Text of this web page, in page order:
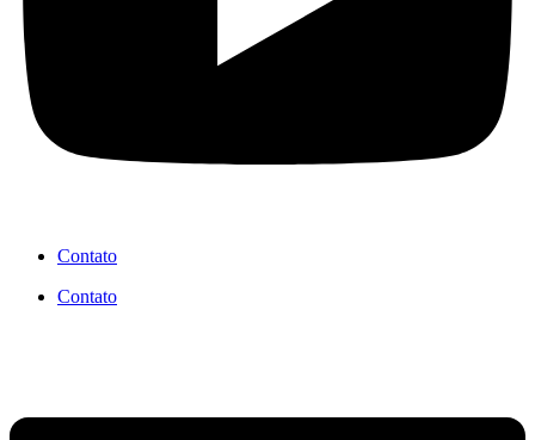
Contato
Contato